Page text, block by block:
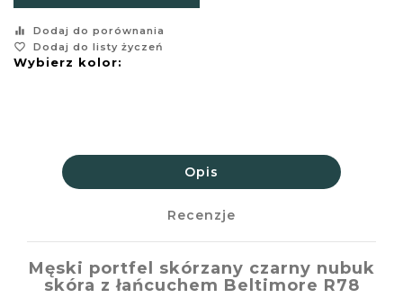
equalizer
Dodaj do porównania
favorite_border
Dodaj do listy życzeń
Wybierz kolor:
Opis
Recenzje
Męski portfel skórzany czarny nubuk
skóra z łańcuchem Beltimore R78